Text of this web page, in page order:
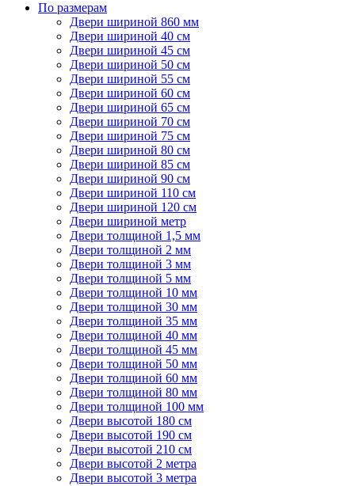
По размерам
Двери шириной 860 мм
Двери шириной 40 см
Двери шириной 45 см
Двери шириной 50 см
Двери шириной 55 см
Двери шириной 60 см
Двери шириной 65 см
Двери шириной 70 см
Двери шириной 75 см
Двери шириной 80 см
Двери шириной 85 см
Двери шириной 90 см
Двери шириной 110 см
Двери шириной 120 см
Двери шириной метр
Двери толщиной 1,5 мм
Двери толщиной 2 мм
Двери толщиной 3 мм
Двери толщиной 5 мм
Двери толщиной 10 мм
Двери толщиной 30 мм
Двери толщиной 35 мм
Двери толщиной 40 мм
Двери толщиной 45 мм
Двери толщиной 50 мм
Двери толщиной 60 мм
Двери толщиной 80 мм
Двери толщиной 100 мм
Двери высотой 180 см
Двери высотой 190 см
Двери высотой 210 см
Двери высотой 2 метра
Двери высотой 3 метра